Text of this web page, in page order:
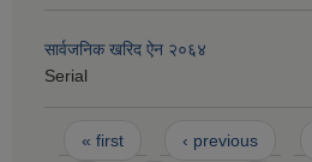
सार्वजनिक खरिद ऐन २०६४
Serial
Pages
« first ‹ previous